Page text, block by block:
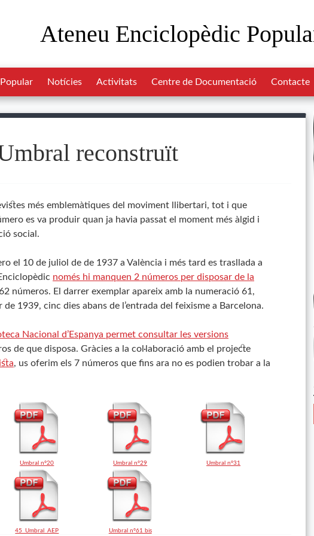
Ateneu Enciclopèdic
Notícies Activitats Centre de Documentació Contacte
reconstruït
més emblemàtiques del moviment llibertari, tot i que
es va produir quan ja havia passat el moment més àlgid i
social.
el 10 de juliol de de 1937 a València i més tard es trasllada a
només hi manquen 2 números per disposar de la
números. El darrer exemplar apareix amb la numeració 61,
1939, cinc dies abans de l’entrada del feixisme a Barcelona.
Nacional d’Espanya permet consultar les versions
de que disposa. Gràcies a la col·laboració amb el projecte
, us oferim els 7 números que fins ara no es podien trobar a la
Umbral nº20 Umbral nº29 Umbral nº31
45_Umbral_AEP Umbral nº61 bis